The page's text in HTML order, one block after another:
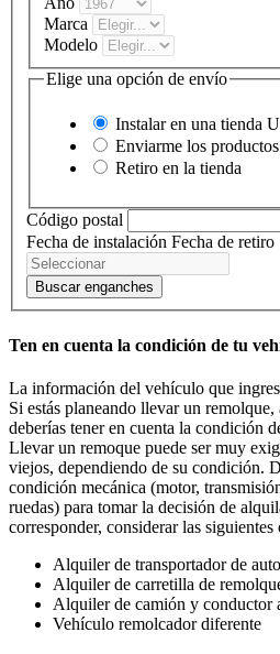
Marca
Modelo
Elige una opción de envío
Instalar en una tienda
Enviarme los productos
Retiro en la tienda
Código postal
Fecha de instalación Fecha de retiro
Buscar enganches
Ten en cuenta la condición de tu
La información del vehículo que
Si estás planeando llevar un
deberías tener en cuenta la condición
Llevar un remoque puede ser muy
viejos, dependiendo de su condición.
condición mecánica (motor,
ruedas) para tomar la decisión de
corresponder, considerar las
Alquiler de transportador de
Alquiler de carretilla de
Alquiler de camión y conductor
Vehículo remolcador diferente